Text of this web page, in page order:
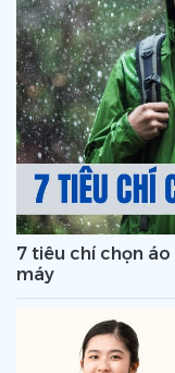
7 tiêu chí chọn
máy